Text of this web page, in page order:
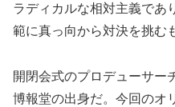
ラディカルな相対主義であ
範に真っ向から対決を挑む
開閉会式のプロデューサー
博報堂の出身だ。今回のオ